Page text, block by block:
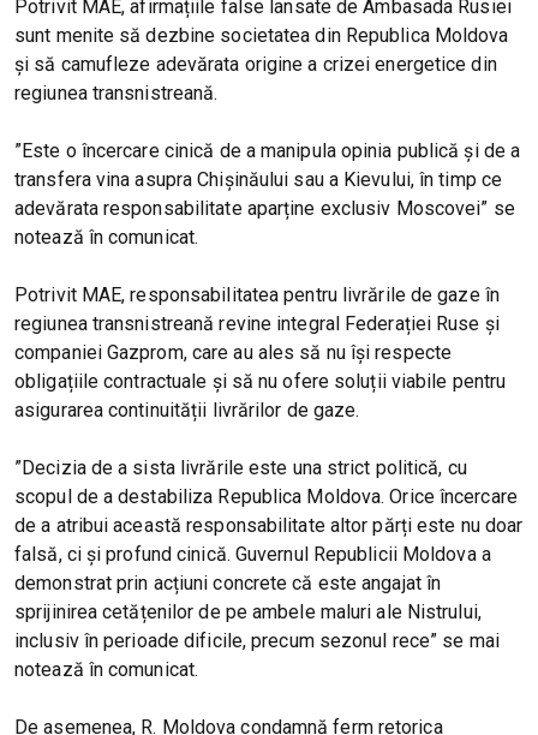
Potrivit MAE, afirmațiile false lansate de Ambasada Rusiei
sunt menite să dezbine societatea din Republica Moldova
și să camufleze adevărata origine a crizei energetice din
regiunea transnistreană.
”Este o încercare cinică de a manipula opinia publică și de a
transfera vina asupra Chișinăului sau a Kievului, în timp ce
adevărata responsabilitate aparține exclusiv Moscovei” se
notează în comunicat.
Potrivit MAE, responsabilitatea pentru livrările de gaze în
regiunea transnistreană revine integral Federației Ruse și
companiei Gazprom, care au ales să nu își respecte
obligațiile contractuale și să nu ofere soluții viabile pentru
asigurarea continuității livrărilor de gaze.
”Decizia de a sista livrările este una strict politică, cu
scopul de a destabiliza Republica Moldova. Orice încercare
de a atribui această responsabilitate altor părți este nu doar
falsă, ci și profund cinică. Guvernul Republicii Moldova a
demonstrat prin acțiuni concrete că este angajat în
sprijinirea cetățenilor de pe ambele maluri ale Nistrului,
inclusiv în perioade dificile, precum sezonul rece” se mai
notează în comunicat.
De asemenea, R. Moldova condamnă ferm retorica